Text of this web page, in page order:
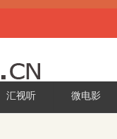
汇视听 微电影